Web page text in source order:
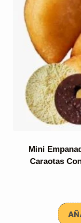
Mini
Caraotas